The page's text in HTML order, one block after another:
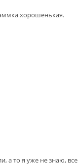
хорошенькая.
а то я уже не знаю, все